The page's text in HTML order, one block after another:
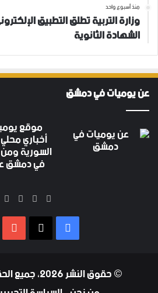
منذ أسبوع واحد
وزارة التربية تطلق التطبيق
الشهادة الثانوية
عن يوميات في دمشق
موقع
أخباري
السورية
فيسبوك
‫X
فيسبوك
© حقوق النشر 2026، جميع الحقوق محفوظة |